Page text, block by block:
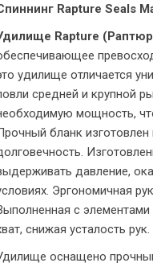
Rapture Seals
Rapture
удилище отличается
средней и крупной
мощность,
бланк
давление,
Эргономичная
с
снижая усталость рук.
оснащено